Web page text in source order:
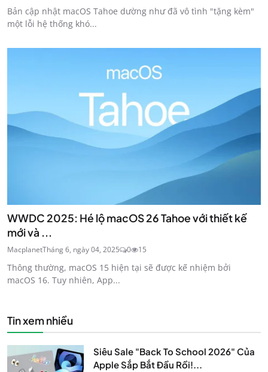
Bản cập nhật macOS Tahoe dường như đã vô tình "tặng kèm"
một lỗi hệ thống khó...
WWDC 2025: Hé lộ macOS 26 Tahoe với thiết kế
mới và ...
MacplanetTháng 6, ngày 04, 2025 0 15
Thông thường, macOS 15 hiện tại sẽ được kế nhiệm bởi
macOS 16. Tuy nhiên, App...
Tin xem nhiều
Siêu Sale "Back To School 2026" Của
Apple Sắp Bắt Đầu Rồi!...